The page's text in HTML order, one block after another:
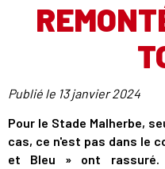
Publié le 13 janvier 2024
Pour le Stade Malherbe,
cas, ce n'est pas dans le
et Bleu » ont rassuré.